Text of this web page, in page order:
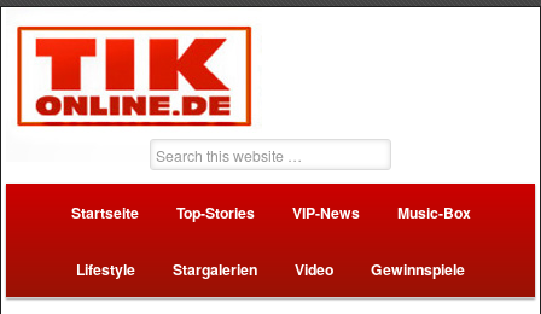
Startseite Top-Stories VIP-News Music-Box
Lifestyle Stargalerien Video Gewinnspiele